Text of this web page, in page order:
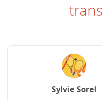
Sylvie Sorel